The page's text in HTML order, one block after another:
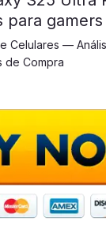
para gamers
Celulares —
de Compra